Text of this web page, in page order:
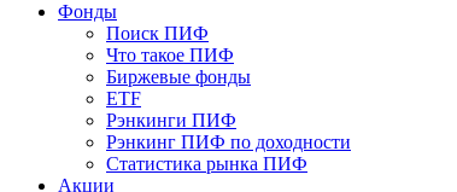
Фонды
Поиск ПИФ
Что такое ПИФ
Биржевые фонды
ETF
Рэнкинги ПИФ
Рэнкинг ПИФ по доходности
Статистика рынка ПИФ
Акции